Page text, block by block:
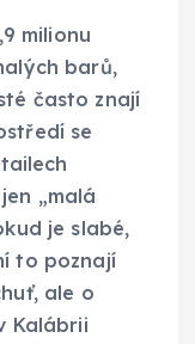
milionu
barů,
často znají
se
„malá
je slabé,
to poznají
ale o
Kalábrii